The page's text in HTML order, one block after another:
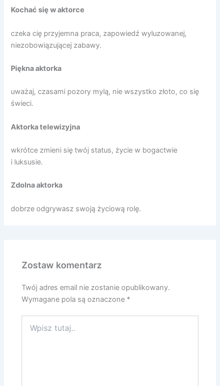
Kochać się w aktorce
czeka cię przyjemna praca, zapowiedź wyluzowanej,
niezobowiązującej zabawy.
Piękna aktorka
uważaj, czasami pozory mylą, nie wszystko złoto, co się
świeci.
Aktorka telewizyjna
wkrótce zmieni się twój status, życie w bogactwie
i luksusie.
Zdolna aktorka
dobrze odgrywasz swoją życiową rolę.
Zostaw komentarz
Twój adres email nie zostanie opublikowany.
Wymagane pola są oznaczone *
tutaj..